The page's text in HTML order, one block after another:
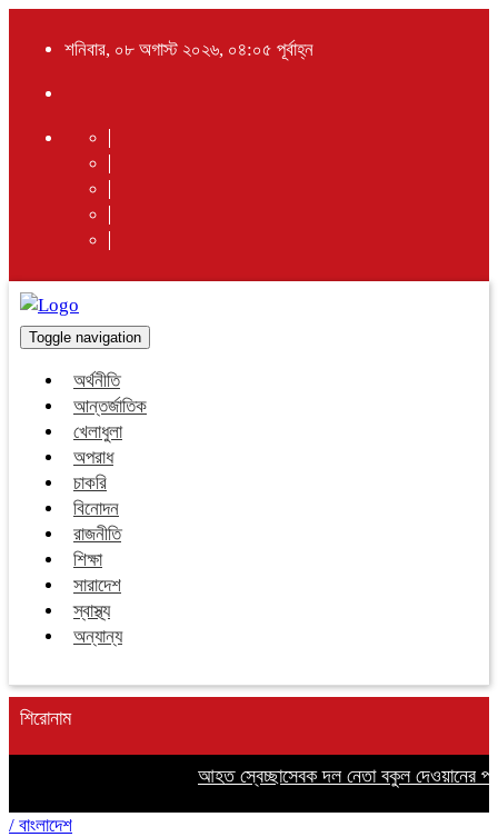
শনিবার, ০৮ অগাস্ট ২০২৬, ০৪:০৫ পূর্বাহ্ন
Toggle navigation
অর্থনীতি
আন্তর্জাতিক
খেলাধুলা
অপরাধ
চাকরি
বিনোদন
রাজনীতি
শিক্ষা
সারাদেশ
স্বাস্থ্য
অন্যান্য
শিরোনাম
আহত স্বেচ্ছাসেবক দল নেতা বকুল দেওয়ানের
/ বাংলাদেশ